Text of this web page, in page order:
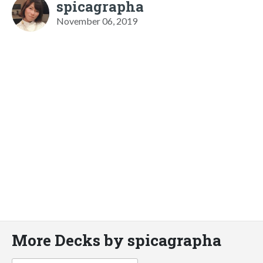
spicagrapha
November 06, 2019
More Decks by spicagrapha